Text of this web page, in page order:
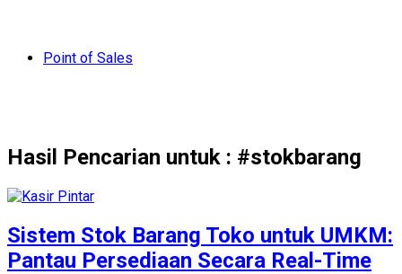
Point of Sales
Hasil Pencarian untuk : #stokbarang
Sistem Stok Barang Toko untuk UMKM:
Pantau Persediaan Secara Real-Time